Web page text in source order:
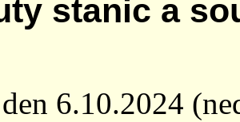
stanic a
6.10.2024